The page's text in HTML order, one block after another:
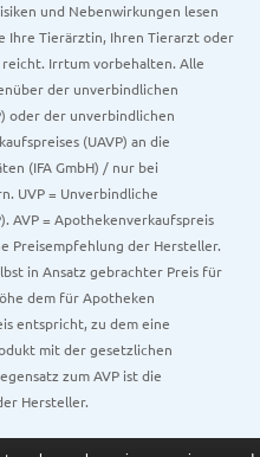
und Nebenwirkungen lesen
Ihre Tierärztin, Ihren Tierarzt oder
Irrtum vorbehalten. Alle
der unverbindlichen
oder der unverbindlichen
(UAVP) an die
(IFA GmbH) / nur bei
UVP = Unverbindliche
AVP = Apothekenverkaufspreis
Preisempfehlung der Hersteller.
in Ansatz gebrachter Preis für
dem für Apotheken
entspricht, zu dem eine
mit der gesetzlichen
zum AVP ist die
Hersteller.